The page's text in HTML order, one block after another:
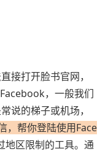
接打开脸书官网，
，一般我们
说的梯子或机场，
，帮你登陆使用Face
地区限制的工具。通